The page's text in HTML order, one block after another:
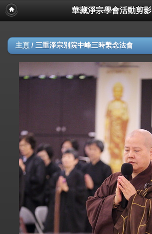
華藏淨宗學會活動剪影
主頁 / 三重淨宗別院中峰三時繫念法會